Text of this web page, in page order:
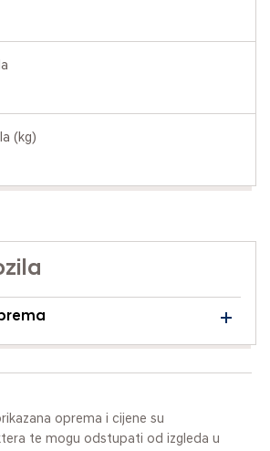
(kg)
oprema i cijene su
te mogu odstupati od izgleda u